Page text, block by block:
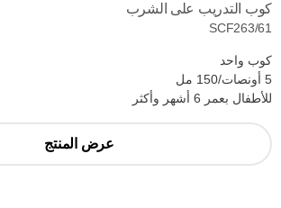
كوب التدريب على الشرب
SCF263/61
كوب واحد
5 أونصات/150 مل
للأطفال بعمر 6 أشهر وأكثر
عرض المنتج